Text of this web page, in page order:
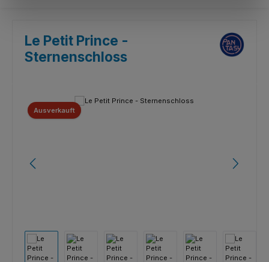
Le Petit Prince -
Sternenschloss
Bildergalerie überspringen
Ausverkauft